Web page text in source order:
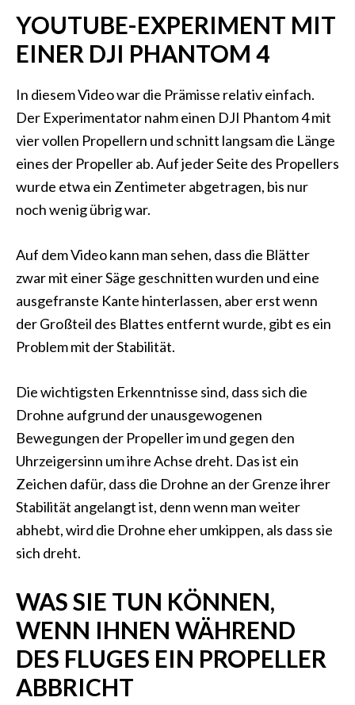
YOUTUBE-EXPERIMENT MIT
EINER DJI PHANTOM 4
In diesem Video war die Prämisse relativ einfach.
Der Experimentator nahm einen DJI Phantom 4 mit
vier vollen Propellern und schnitt langsam die Länge
eines der Propeller ab. Auf jeder Seite des Propellers
wurde etwa ein Zentimeter abgetragen, bis nur
noch wenig übrig war.
Auf dem Video kann man sehen, dass die Blätter
zwar mit einer Säge geschnitten wurden und eine
ausgefranste Kante hinterlassen, aber erst wenn
der Großteil des Blattes entfernt wurde, gibt es ein
Problem mit der Stabilität.
Die wichtigsten Erkenntnisse sind, dass sich die
Drohne aufgrund der unausgewogenen
Bewegungen der Propeller im und gegen den
Uhrzeigersinn um ihre Achse dreht. Das ist ein
Zeichen dafür, dass die Drohne an der Grenze ihrer
Stabilität angelangt ist, denn wenn man weiter
abhebt, wird die Drohne eher umkippen, als dass sie
sich dreht.
WAS SIE TUN KÖNNEN,
WENN IHNEN WÄHREND
DES FLUGES EIN PROPELLER
ABBRICHT